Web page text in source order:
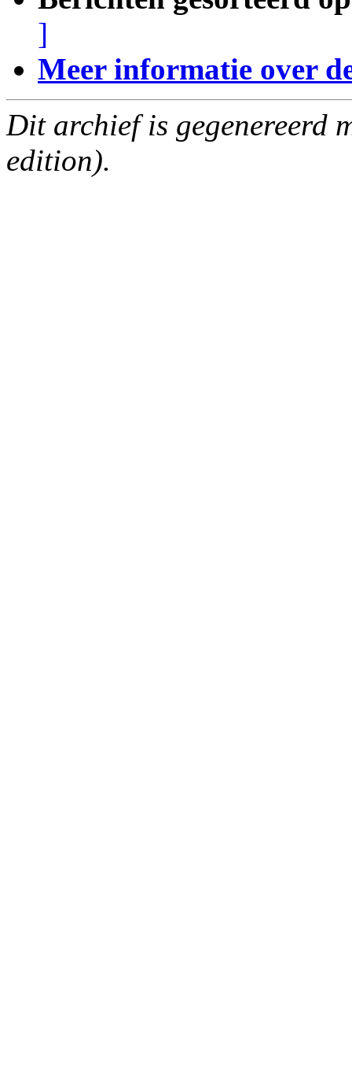
]
Meer informatie over
Dit archief is gegenereerd
edition).